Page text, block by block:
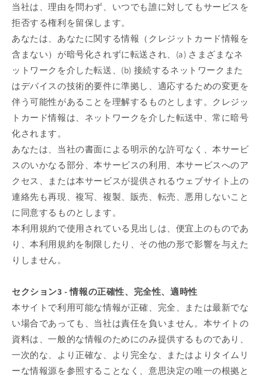
当社は、理由を問わず、いつでも誰に対してもサービスを
拒否する権利を留保します。
あなたは、あなたに関する情報（クレジットカード情報を
含まない）が暗号化されずに転送され、(a) さまざまなネ
ットワークを介した転送、(b) 接続するネットワークまた
はデバイスの技術的要件に準拠し、適応するための変更を
伴う可能性があることを理解するものとします。クレジッ
トカード情報は、ネットワークを介した転送中、常に暗号
化されます。
あなたは、当社の書面による明示的な許可なく、本サービ
スのいかなる部分、本サービスの利用、本サービスへのア
クセス、または本サービスが提供されるウェブサイト上の
連絡先も再現、複写、複製、販売、転売、悪用しないこと
に同意するものとします。
本利用規約で使用されている見出しは、便宜上のものであ
り、本利用規約を制限したり、その他の形で影響を与えた
りしません。
セクション3 - 情報の正確性、完全性、適時性
本サイトで利用可能な情報が正確、完全、または最新でな
い場合であっても、当社は責任を負いません。本サイトの
資料は、一般的な情報のためにのみ提供するものであり、
一次的な、より正確な、より完全な、またはよりタイムリ
ーな情報源を参照することなく、意思決定の唯一の根拠と